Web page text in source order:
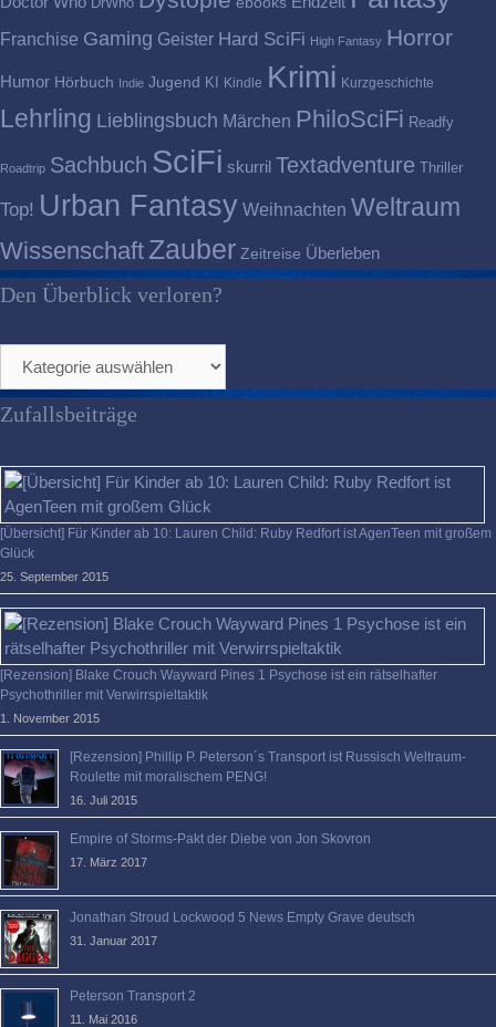
Franchise Gaming Geister Hard SciFi High Fantasy Horror
Humor Hörbuch Indie Jugend KI Kindle Krimi Kurzgeschichte
Lehrling Lieblingsbuch Märchen PhiloSciFi Readfy
Roadtrip Sachbuch SciFi skurril Textadventure Thriller
Top! Urban Fantasy Weihnachten Weltraum
Wissenschaft Zauber Zeitreise Überleben
Den Überblick verloren?
Überblick
verloren?
Zufallsbeiträge
[Übersicht] Für Kinder ab 10: Lauren Child: Ruby Redfort ist AgenTeen mit großem
Glück
25. September 2015
[Rezension] Blake Crouch Wayward Pines 1 Psychose ist ein rätselhafter
Psychothriller mit Verwirrspieltaktik
1. November 2015
[Rezension] Phillip P. Peterson´s Transport ist Russisch Weltraum-
Roulette mit moralischem PENG!
16. Juli 2015
Empire of Storms-Pakt der Diebe von Jon Skovron
17. März 2017
Jonathan Stroud Lockwood 5 News Empty Grave deutsch
31. Januar 2017
Peterson Transport 2
11. Mai 2016